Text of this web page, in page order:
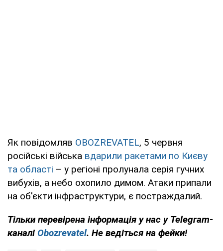
Як повідомляв OBOZREVATEL, 5 червня
російські війська вдарили ракетами по Києву
та області – у регіоні пролунала серія гучних
вибухів, а небо охопило димом. Атаки припали
на об'єкти інфраструктури, є постраждалий.
Тільки перевірена інформація у нас у Telegram-
каналі Obozrevatel. Не ведіться на фейки!